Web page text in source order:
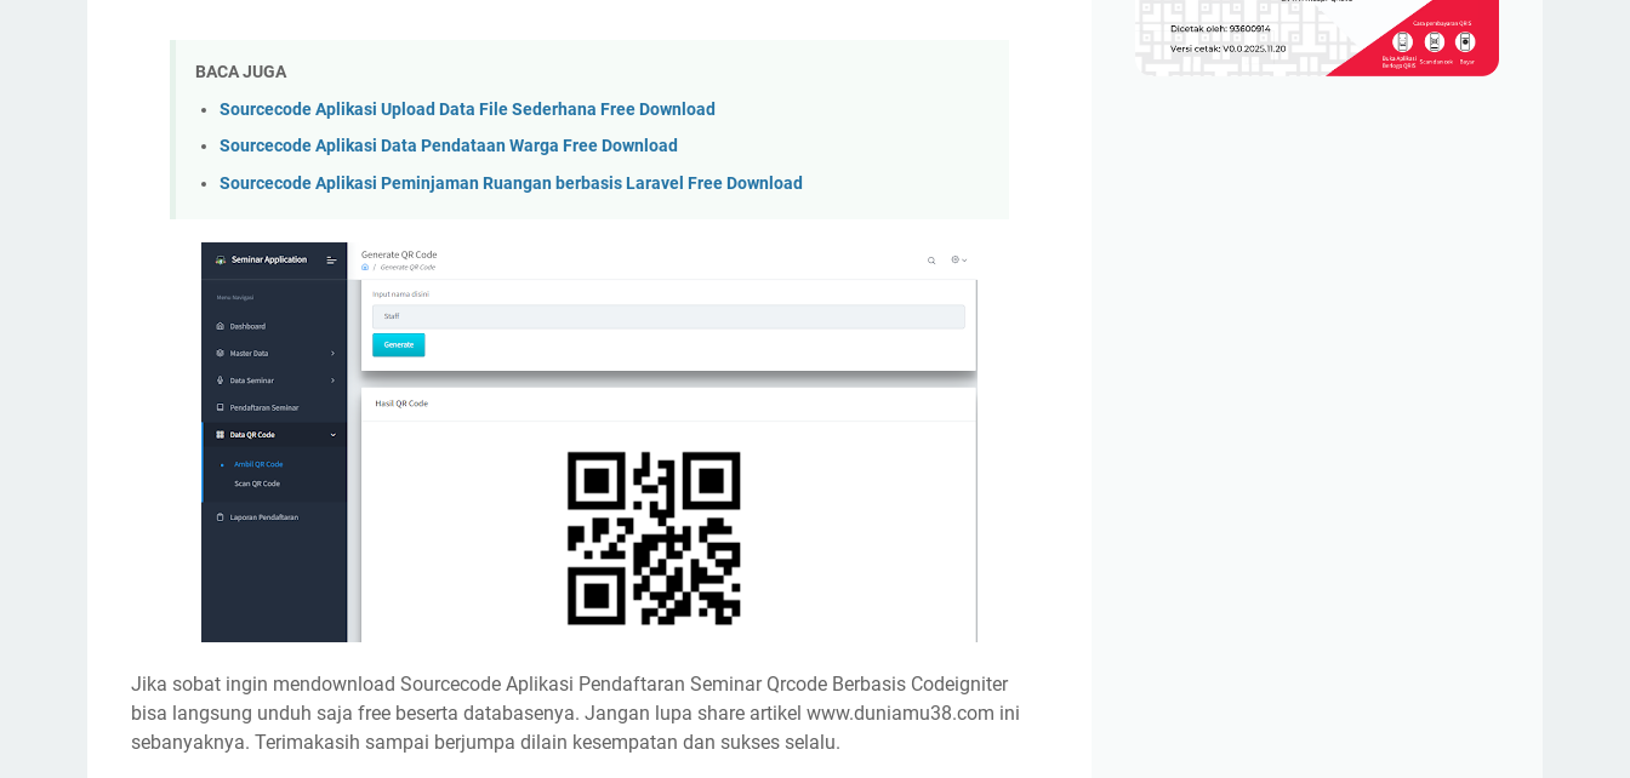
BACA JUGA
Sourcecode Aplikasi Upload Data File Sederhana Free Download
Sourcecode Aplikasi Data Pendataan Warga Free Download
Sourcecode Aplikasi Peminjaman Ruangan berbasis Laravel Free Download
Jika sobat ingin mendownload Sourcecode Aplikasi Pendaftaran Seminar Qrcode Berbasis Codeigniter
bisa langsung unduh saja free beserta databasenya. Jangan lupa share artikel www.duniamu38.com ini
sebanyaknya. Terimakasih sampai berjumpa dilain kesempatan dan sukses selalu.